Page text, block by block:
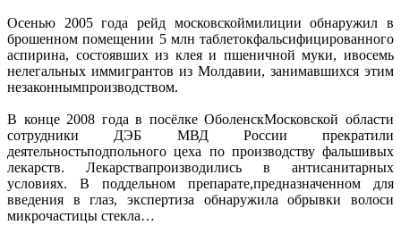
Осенью 2005 года рейд московскоймилиции обнаружил в
брошенном помещении 5 млн таблетокфальсифицированного
аспирина, состоявших из клея и пшеничной муки, ивосемь
нелегальных иммигрантов из Молдавии, занимавшихся этим
незаконнымпроизводством.
В конце 2008 года в посёлке ОболенскМосковской области
сотрудники ДЭБ МВД России прекратили
деятельностьподпольного цеха по производству фальшивых
лекарств. Лекарствапроизводились в антисанитарных
условиях. В поддельном препарате,предназначенном для
введения в глаз, экспертиза обнаружила обрывки волоси
микрочастицы стекла…